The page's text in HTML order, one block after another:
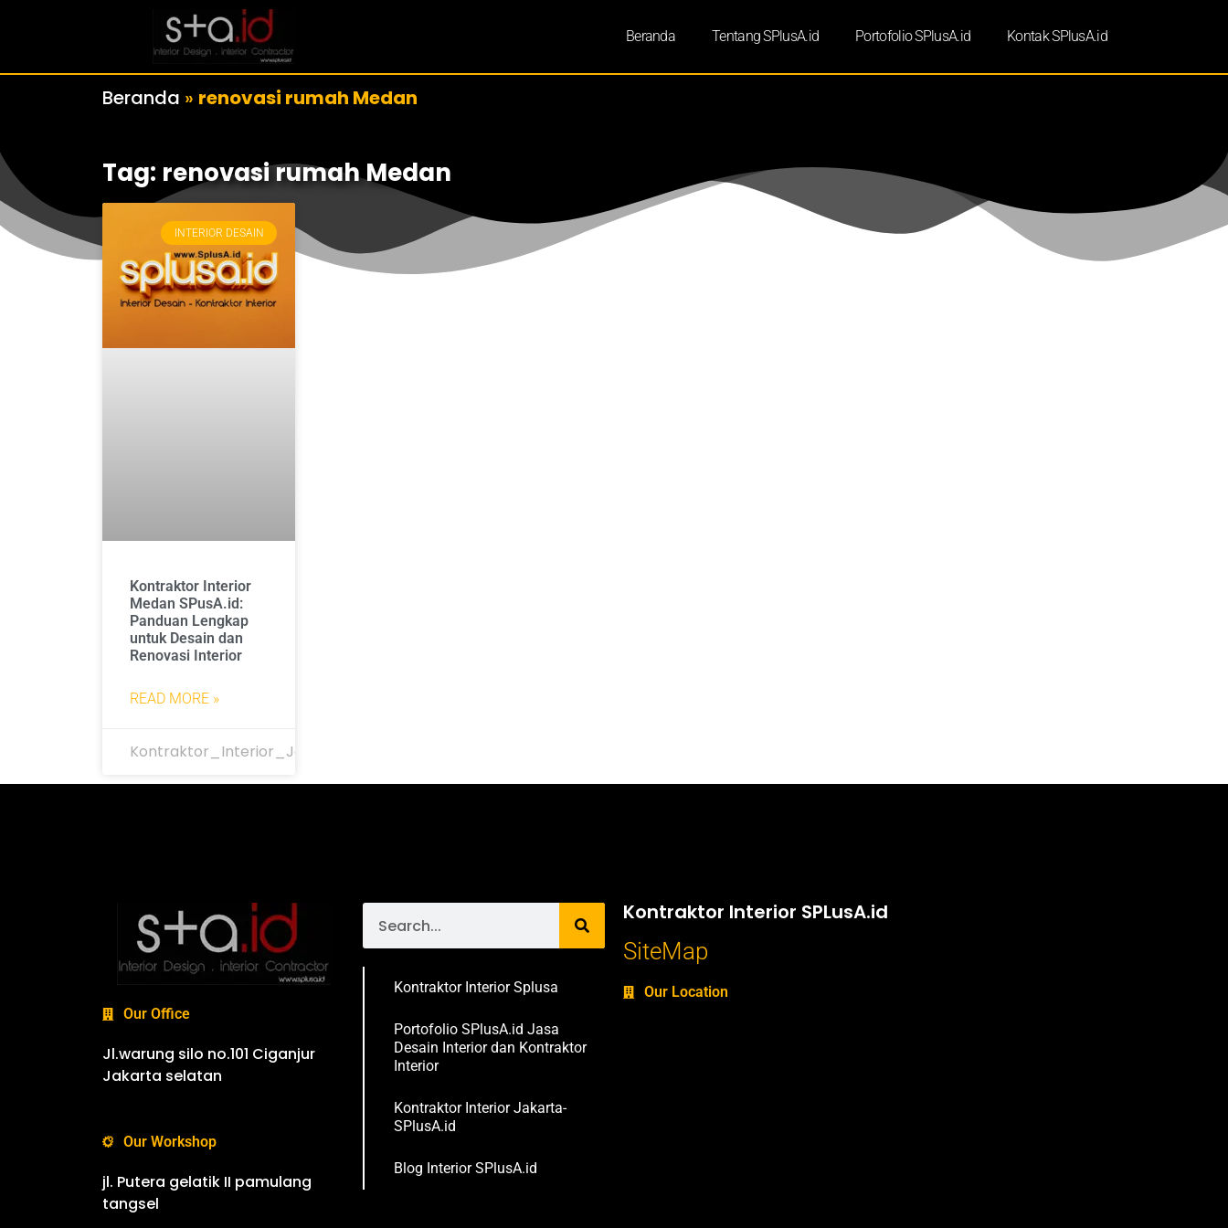
Beranda Tentang SPlusA.id Portofolio SPlusA.id Kontak SPlusA.id
Beranda » renovasi rumah Medan
Tag: renovasi rumah Medan
INTERIOR DESAIN
Kontraktor Interior
Medan SPusA.id:
Panduan Lengkap
untuk Desain dan
Renovasi Interior
READ MORE »
Kontraktor_Interior_Jakarta
Our Office
Jl.warung silo no.101 Ciganjur
Jakarta selatan
Our Workshop
jl. Putera gelatik II pamulang
tangsel
Kontraktor Interior Splusa
Portofolio SPlusA.id Jasa
Desain Interior dan Kontraktor
Interior
Kontraktor Interior Jakarta-
SPlusA.id
Blog Interior SPlusA.id
Kontraktor Interior SPLusA.id
SiteMap
Our Location